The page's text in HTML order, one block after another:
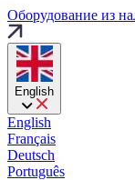
Оборудование из
English
English
Français
Deutsch
Português